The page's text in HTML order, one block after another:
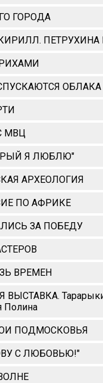
ГОРОДА
ПЕТРУХИНА
ОБЛАКА
МВЦ
Я ЛЮБЛЮ"
АРХЕОЛОГИЯ
ПО АФРИКЕ
ЗА ПОБЕДУ
ВРЕМЕН
Полина
ПОДМОСКОВЬЯ
С ЛЮБОВЬЮ!"